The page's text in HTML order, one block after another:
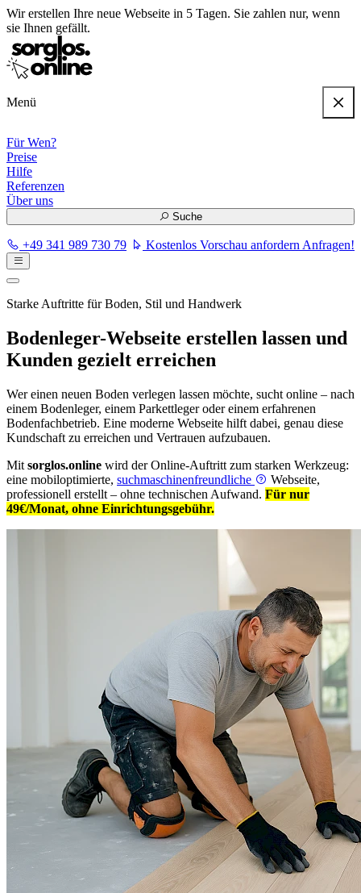
Wir erstellen Ihre neue Webseite in 5 Tagen. Sie zahlen nur, wenn
sie Ihnen gefällt.
Menü
Für Wen?
Preise
Hilfe
Referenzen
Über uns
Suche
+49 341 989 730 79 Kostenlos Vorschau anfordern Anfragen!
Starke Auftritte für Boden, Stil und Handwerk
Bodenleger-Webseite erstellen lassen und
Kunden gezielt erreichen
Wer einen neuen Boden verlegen lassen möchte, sucht online – nach
einem Bodenleger, einem Parkettleger oder einem erfahrenen
Bodenfachbetrieb. Eine moderne Webseite hilft dabei, genau diese
Kundschaft zu erreichen und Vertrauen aufzubauen.
Mit sorglos.online wird der Online-Auftritt zum starken Werkzeug:
eine mobiloptimierte, suchmaschinenfreundliche
Webseite,
professionell erstellt – ohne technischen Aufwand. Für nur
49€/Monat, ohne Einrichtungsgebühr.